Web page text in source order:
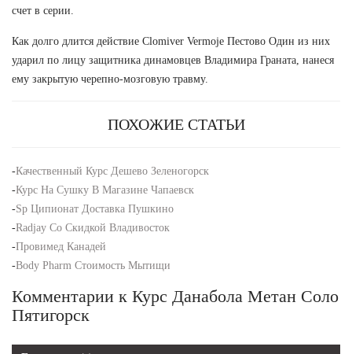
счет в серии.
Как долго длится действие Clomiver Vermoje Пестово Один из них
ударил по лицу защитника динамовцев Владимира Граната, нанеся
ему закрытую черепно-мозговую травму.
ПОХОЖИЕ СТАТЬИ
-Качественный Курс Дешево Зеленогорск
-Курс На Сушку В Магазине Чапаевск
-Sp Ципионат Доставка Пушкино
-Radjay Со Скидкой Владивосток
-Провимед Канадей
-Body Pharm Стоимость Мытищи
Комментарии к Курс Данабола Метан Соло
Пятигорск